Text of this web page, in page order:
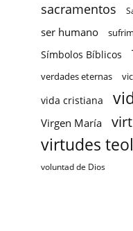
sacramentos
ser humano
Símbolos Bíblicos
verdades eternas
vida cristiana
Virgen María
virtudes
voluntad de Dios